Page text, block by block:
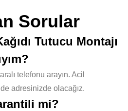
Sorular
Tutucu Montajı
telefonu arayın. Acil
adresinizde olacağız.
mi?